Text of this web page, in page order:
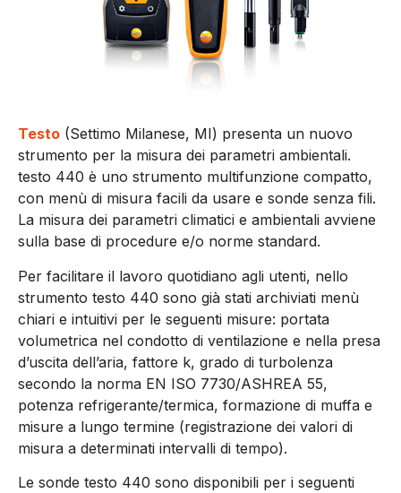
Testo (Settimo Milanese, MI) presenta un nuovo
strumento per la misura dei parametri ambientali.
testo 440 è uno strumento multifunzione compatto,
con menù di misura facili da usare e sonde senza fili.
La misura dei parametri climatici e ambientali avviene
sulla base di procedure e/o norme standard.
Per facilitare il lavoro quotidiano agli utenti, nello
strumento testo 440 sono già stati archiviati menù
chiari e intuitivi per le seguenti misure: portata
volumetrica nel condotto di ventilazione e nella presa
d’uscita dell’aria, fattore k, grado di turbolenza
secondo la norma EN ISO 7730/ASHREA 55,
potenza refrigerante/termica, formazione di muffa e
misure a lungo termine (registrazione dei valori di
misura a determinati intervalli di tempo).
Le sonde testo 440 sono disponibili per i seguenti